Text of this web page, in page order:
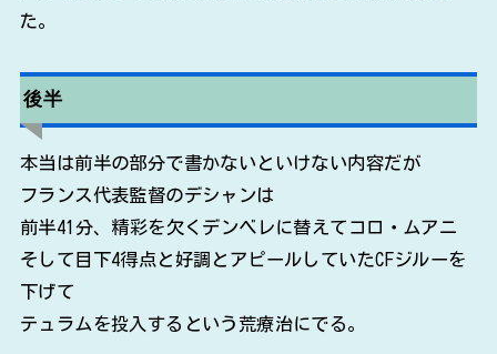
た。
後半
本当は前半の部分で書かないといけない内容だが
フランス代表監督のデシャンは
前半41分、精彩を欠くデンベレに替えてコロ・ムアニ
そして目下4得点と好調とアピールしていたCFジルーを
下げて
テュラムを投入するという荒療治にでる。